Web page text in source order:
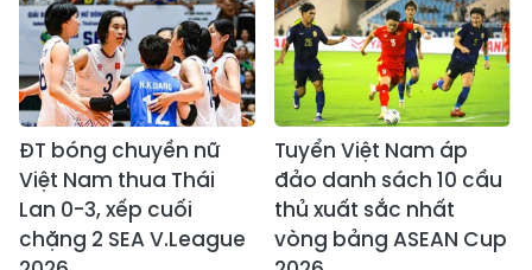
ĐT bóng chuyền nữ
Việt Nam thua Thái
Lan 0-3, xếp cuối
chặng 2 SEA V.League
Tuyển Việt Nam áp
đảo danh sách 10 cầu
thủ xuất sắc nhất
vòng bảng ASEAN Cup